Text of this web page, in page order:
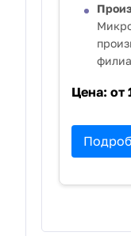
Цена: от